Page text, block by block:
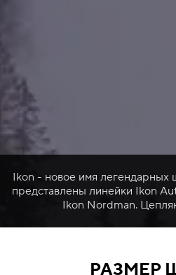
Ikon - новое имя легендарных
представлены линейки Ikon
Ikon Nordman.
РАЗМЕР